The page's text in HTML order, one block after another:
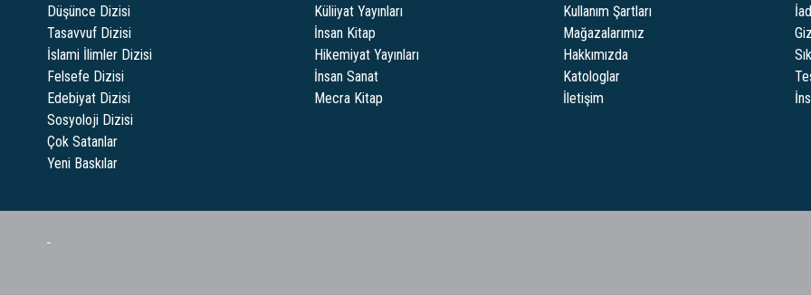
Düşünce Dizisi
Tasavvuf Dizisi
İslami İlimler Dizisi
Felsefe Dizisi
Edebiyat Dizisi
Sosyoloji Dizisi
Çok Satanlar
Yeni Baskılar
Küliiyat Yayınları
İnsan Kitap
Hikemiyat Yayınları
İnsan Sanat
Mecra Kitap
Kullanım Şartları
Mağazalarımız
Hakkımızda
Katologlar
İletişim